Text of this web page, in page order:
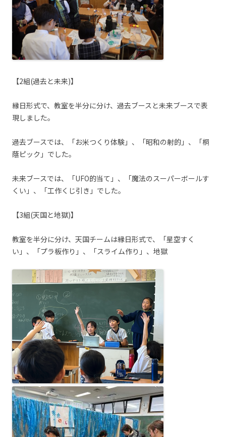
【2組(過去と未来)】
縁日形式で、教室を半分に分け、過去ブースと未来ブースで表
現しました。
過去ブースでは、「お米つくり体験」、「昭和の射的」、「桐
蔭ピック」でした。
未来ブースでは、「UFO的当て」、「魔法のスーパーボールす
くい」、「工作くじ引き」でした。
【3組(天国と地獄)】
教室を半分に分け、天国チームは縁日形式で、「星空すく
い」、「プラ板作り」、「スライム作り」、地獄